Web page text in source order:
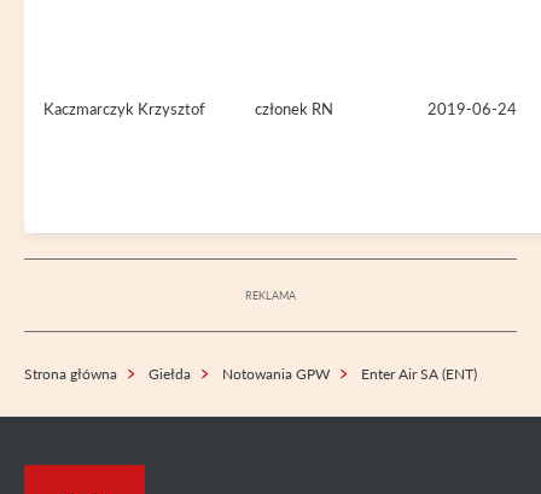
Kaczmarczyk Krzysztof członek RN 2019-06-24
Strona główna Giełda Notowania GPW Enter Air SA (ENT)